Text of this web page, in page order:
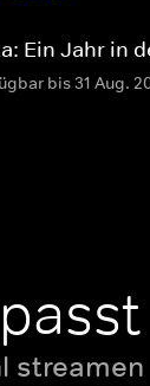
Ein Jahr in
bis 31 Aug.
streamen